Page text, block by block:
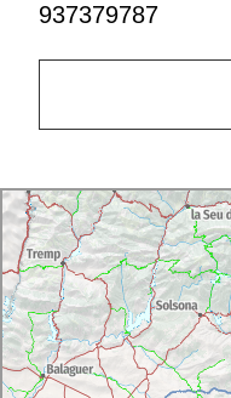
937379787